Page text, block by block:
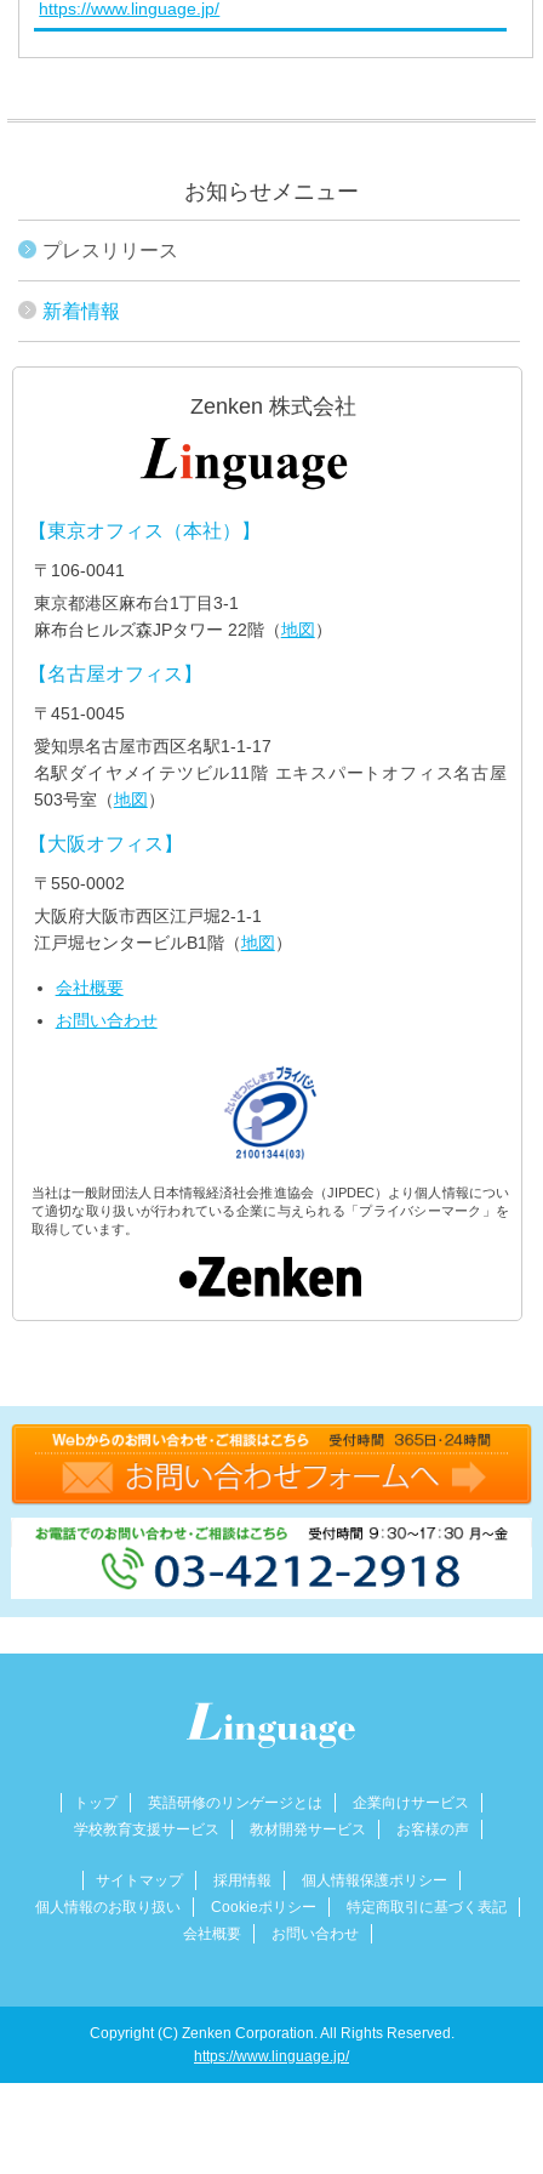
https://www.linguage.jp/
お知らせメニュー
プレスリリース
新着情報
Zenken 株式会社
【東京オフィス（本社）】
〒106-0041
東京都港区麻布台1丁目3-1
麻布台ヒルズ森JPタワー 22階（地図 ）
【名古屋オフィス】
〒451-0045
愛知県名古屋市西区名駅1-1-17
名駅ダイヤメイテツビル11階 エキスパートオフィス名古屋
503号室（地図 ）
【大阪オフィス】
〒550-0002
大阪府大阪市西区江戸堀2-1-1
江戸堀センタービルB1階（地図 ）
会社概要
お問い合わせ
当社は一般財団法人日本情報経済社会推進協会（JIPDEC）より個人情報につい
て適切な取り扱いが行われている企業に与えられる「プライバシーマーク」を
取得しています。
トップ 英語研修のリンゲージとは
企業向けサービス
学校教育支援サービス
教材開発サービス お客様の声
サイトマップ 採用情報
個人情報保護ポリシー
個人情報のお取り扱い
Cookieポリシー
特定商取引に基づく表記
会社概要
お問い合わせ
Copyright (C) Zenken Corporation. All Rights Reserved.
https://www.linguage.jp/